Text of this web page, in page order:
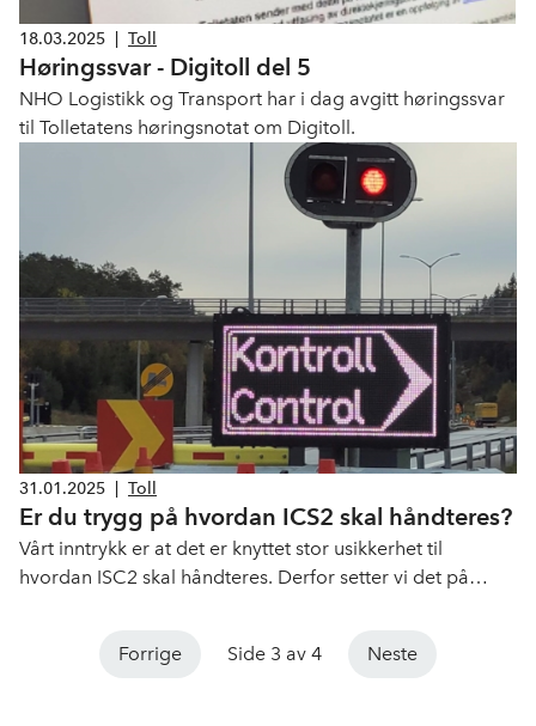
18.03.2025 Toll
Høringssvar - Digitoll del 5
NHO Logistikk og Transport har i dag avgitt høringssvar
til Tolletatens høringsnotat om Digitoll.
31.01.2025 Toll
Er du trygg på hvordan ICS2 skal håndteres?
Vårt inntrykk er at det er knyttet stor usikkerhet til
hvordan ISC2 skal håndteres. Derfor setter vi det på
Forrige Side 3 av 4 Neste